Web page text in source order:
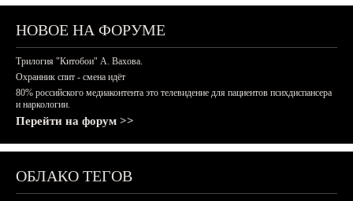
НОВОЕ НА ФОРУМЕ
Трилогия "Китобои" А. Вахова.
Охранник спит - смена идёт
80% российского медиаконтента это телевидение для пациентов психдиспансера
и наркологии.
Перейти на форум >>
ОБЛАКО ТЕГОВ